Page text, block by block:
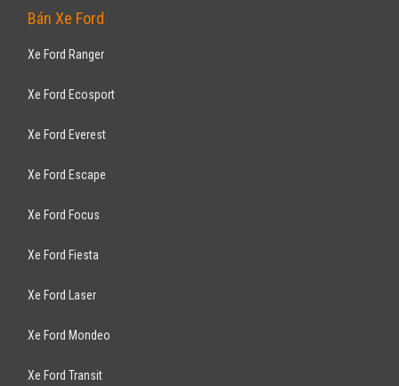
Bán Xe Ford
Xe Ford Ranger
Xe Ford Ecosport
Xe Ford Everest
Xe Ford Escape
Xe Ford Focus
Xe Ford Fiesta
Xe Ford Laser
Xe Ford Mondeo
Xe Ford Transit